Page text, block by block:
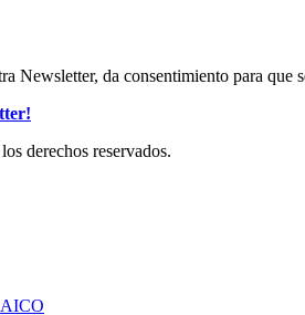
Newsletter, da consentimiento para
derechos reservados.